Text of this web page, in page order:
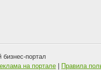
портал
на портале Правила